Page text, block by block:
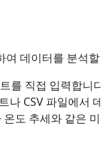
여 데이터를 분석
를 직접 입력합니
나 CSV 파일에서
도 추세와 같은